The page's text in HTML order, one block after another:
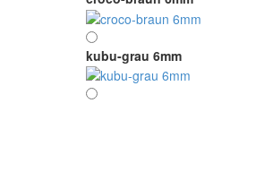
kubu-grau 6mm